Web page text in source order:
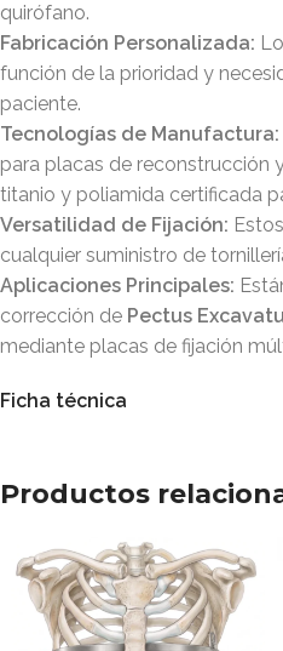
quirófano.
Fabricación Personalizada:
función de la prioridad y
paciente.
Tecnologías de Manufactura:
para placas de reconstrucción
titanio y poliamida certificada
Versatilidad de Fijación:
cualquier suministro de
Aplicaciones Principales:
corrección de Pectus
mediante placas de fijación
Ficha técnica
Productos